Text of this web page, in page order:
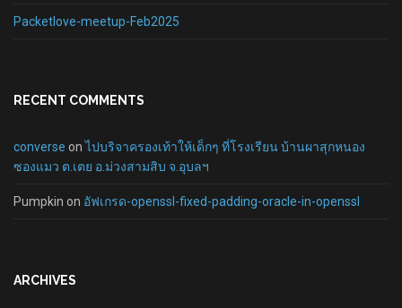
Packetlove-meetup-Feb2025
RECENT COMMENTS
converse onไปบริจาครองเท้าให้เด็กๆ ที่โรงเรียน บ้านผาสุกหนอง
ซองแมว ต.เตย อ.ม่วงสามสิบ จ.อุบลฯ
Pumpkin on อัฟเกรด-openssl-fixed-padding-oracle-in-openssl
ARCHIVES